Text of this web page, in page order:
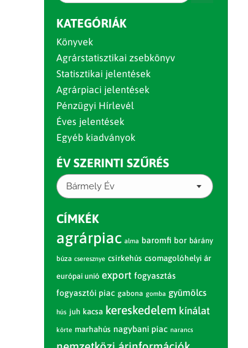
KATEGÓRIÁK
Könyvek
Agrárstatisztikai zsebkönyv
Statisztikai jelentések
Agrárpiaci jelentések
Pénzügyi Hírlevél
Éves jelentések
Egyéb kiadványok
ÉV SZERINTI SZŰRÉS
Bármely Év
CÍMKÉK
agrárpiac alma baromfi bor bárány
búza cseresznye csirkehús csomagolóhelyi ár
európai unió export fogyasztás
fogyasztói piac gabona gomba gyümölcs
hús juh kacsa kereskedelem kínálat
körte marhahús nagybani piac narancs